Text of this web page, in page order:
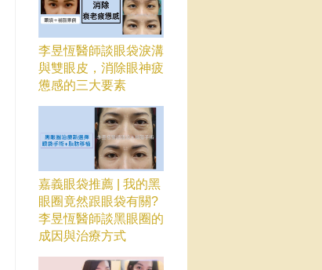
李昱恆醫師談眼袋淚溝
與雙眼皮，消除眼神疲
憊感的三大要素
嘉義眼袋推薦 | 我的黑
眼圈竟然跟眼袋有關?
李昱恆醫師談黑眼圈的
成因與治療方式